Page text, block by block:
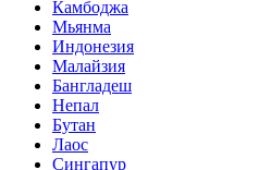
Камбоджа
Мьянма
Индонезия
Малайзия
Бангладеш
Непал
Бутан
Лаос
Сингапур